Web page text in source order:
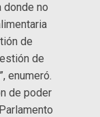
donde no
de
de
enumeró.
de poder